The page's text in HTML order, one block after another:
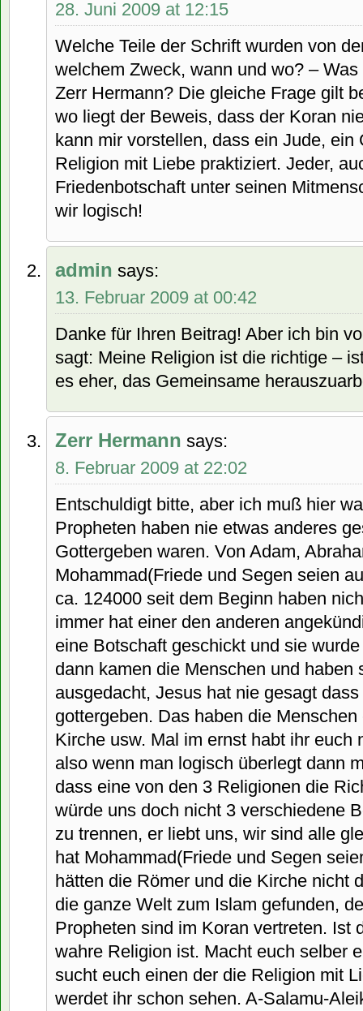
28. Juni 2009 at 12:15
Welche Teile der Schrift wurden von
welchem Zweck, wann und wo? –
Zerr Hermann? Die gleiche Frage gilt
wo liegt der Beweis, dass der Koran
kann mir vorstellen, dass ein Jude,
Religion mit Liebe praktiziert. Jeder,
Friedenbotschaft unter seinen
wir logisch!
admin says:
13. Februar 2009 at 00:42
Danke für Ihren Beitrag! Aber ich bin
sagt: Meine Religion ist die richtige –
es eher, das Gemeinsame
Zerr Hermann says:
8. Februar 2009 at 22:02
Entschuldigt bitte, aber ich muß hier
Propheten haben nie etwas anderes
Gottergeben waren. Von Adam,
Mohammad(Friede und Segen seien
ca. 124000 seit dem Beginn haben
immer hat einer den anderen
eine Botschaft geschickt und sie
dann kamen die Menschen und haben
ausgedacht, Jesus hat nie gesagt
gottergeben. Das haben die
Kirche usw. Mal im ernst habt ihr euch
also wenn man logisch überlegt dann
dass eine von den 3 Religionen die
würde uns doch nicht 3 verschiedene
zu trennen, er liebt uns, wir sind alle
hat Mohammad(Friede und Segen
hätten die Römer und die Kirche nicht
die ganze Welt zum Islam gefunden,
Propheten sind im Koran vertreten. Ist
wahre Religion ist. Macht euch selber
sucht euch einen der die Religion mit
werdet ihr schon sehen. A-Salamu-